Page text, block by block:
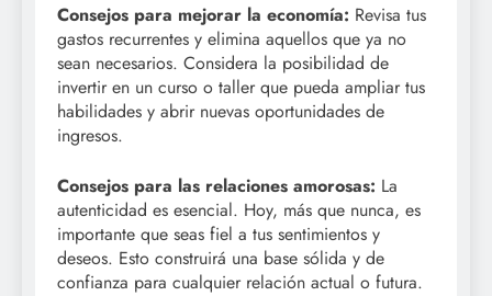
Consejos para mejorar la economía: Revisa tus
gastos recurrentes y elimina aquellos que ya no
sean necesarios. Considera la posibilidad de
invertir en un curso o taller que pueda ampliar tus
habilidades y abrir nuevas oportunidades de
ingresos.
Consejos para las relaciones amorosas: La
autenticidad es esencial. Hoy, más que nunca, es
importante que seas fiel a tus sentimientos y
deseos. Esto construirá una base sólida y de
confianza para cualquier relación actual o futura.